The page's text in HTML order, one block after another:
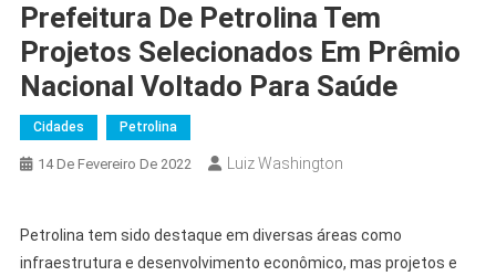
Prefeitura De Petrolina Tem
Projetos Selecionados Em Prêmio
Nacional Voltado Para Saúde
Cidades Petrolina
14 De Fevereiro De 2022 Luiz Washington
Petrolina tem sido destaque em diversas áreas como
infraestrutura e desenvolvimento econômico, mas projetos e